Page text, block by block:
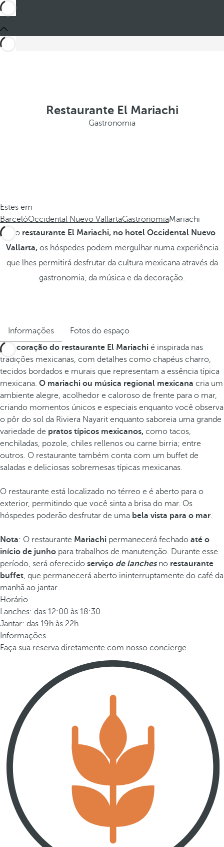
Restaurante El Mariachi
Gastronomia
Estes em
BarcelóOccidental Nuevo VallartaGastronomiaMariachi
Norestaurante El Mariachi, no hotel Occidental Nuevo
Vallarta,os hóspedes podem mergulhar numa experiência
que lhes permitirá desfrutar da cultura mexicana através da
gastronomia, da música e da decoração.
Informações
Fotos do espaço
A
decoração do restaurante El Mariachi é inspirada nas
tradições mexicanas, com detalhes como chapéus charro,
tecidos bordados e murais que representam a essência típica
mexicana. O mariachi ou música regional mexicana cria um
ambiente alegre, acolhedor e caloroso de frente para o mar,
criando momentos únicos e especiais enquanto você observa
o pôr do sol da Riviera Nayarit enquanto saboreia uma grande
variedade de pratos típicos mexicanos, como tacos,
enchiladas, pozole, chiles rellenos ou carne birria; entre
outros. O restaurante também conta com um buffet de
saladas e deliciosas sobremesas típicas mexicanas.
O restaurante está localizado no térreo e é aberto para o
exterior, permitindo que você sinta a brisa do mar. Os
hóspedes poderão desfrutar de uma bela vista para o mar.
Nota: O restaurante Mariachi permanecerá fechado até o
início de junho para trabalhos de manutenção. Durante esse
período, será oferecido serviço de lanchesno restaurante
buffet, que permanecerá aberto ininterruptamente do café da
manhã ao jantar.
Horário
Lanches: das 12:00 às 18:30.
Jantar: das 19h às 22h.
Informações
Faça sua reserva diretamente com nosso concierge.